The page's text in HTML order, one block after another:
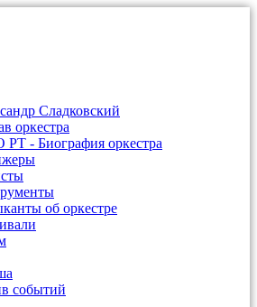
Сладковский
оркестра
- Биография оркестра
об оркестре
событий